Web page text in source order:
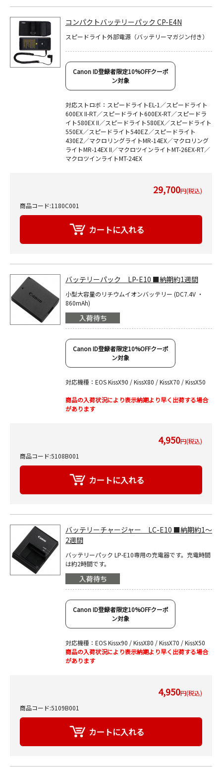
コンパクトバッテリーパック CP-E4N
スピードライト外部電源（バッテリーマガジン付き）
Canon ID登録者限定10%OFFクーポ
ン対象
対応ストロボ：スピードライトEL-1／スピードライト
600EX II-RT／スピードライト600EX-RT／スピードラ
イト580EX II／スピードライト580EX／スピードライト
550EX／スピードライト540EZ／スピードライト
430EZ／マクロリングライトMR-14EX／マクロリング
ライトMR-14EX II／マクロツインライトMT-26EX-RT／
マクロツインライトMT-24EX
29,700円(税込)
商品コード:1180C001
バッテリーパック LP-E10 ■納期約1週間
小型大容量のリチウムイオンバッテリー (DC7.4V ・
860mAh)
Canon ID登録者限定10%OFFクーポ
ン対象
対応機種：EOS KissX90 / KissX80 / KissX70 / KissX50
商品の入荷状況により表示納期より早く出荷する場合
があります
4,950円(税込)
商品コード:5108B001
バッテリーチャージャー LC-E10 ■納期約1～
2週間
バッテリーパック LP-E10専用の充電器です。充電時間
は約2時間です。
Canon ID登録者限定10%OFFクーポ
ン対象
対応機種：EOS Kissx90 / KissX80 / KissX70 / KissX50
商品の入荷状況により表示納期より早く出荷する場合
があります
4,950円(税込)
商品コード:5109B001